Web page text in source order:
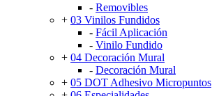
- Removibles
+ 03 Vinilos Fundidos
- Fácil Aplicación
- Vinilo Fundido
+ 04 Decoración Mural
- Decoración Mural
+ 05 DOT Adhesivo Micropuntos